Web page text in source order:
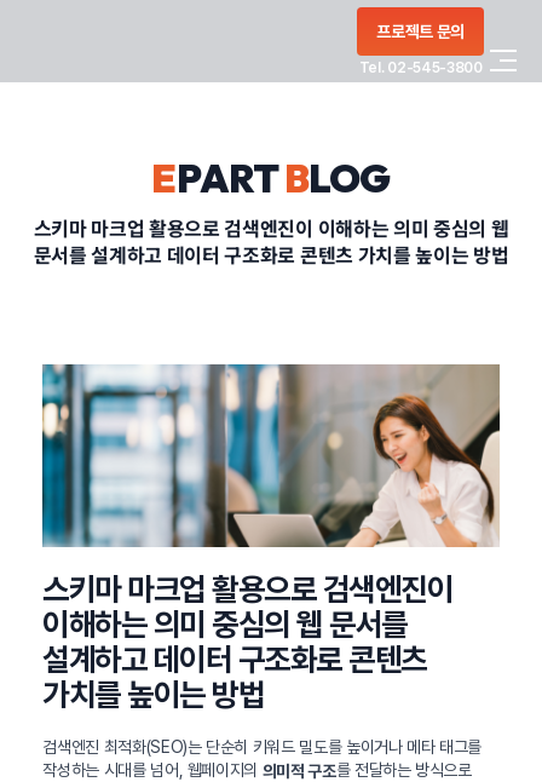
프로젝트 문의
Tel. 02-545-3800
PORTFOLIO
CONTACT
정부지원사업
EPARTBLOG
스키마 마크업 활용으로 검색엔진이 이해하는 의미 중심의 웹
문서를 설계하고 데이터 구조화로 콘텐츠 가치를 높이는 방법
스키마 마크업 활용으로 검색엔진이
이해하는 의미 중심의 웹 문서를
설계하고 데이터 구조화로 콘텐츠
가치를 높이는 방법
검색엔진 최적화(SEO)는 단순히 키워드 밀도를 높이거나 메타 태그를
작성하는 시대를 넘어, 웹페이지의 의미적 구조를 전달하는 방식으로